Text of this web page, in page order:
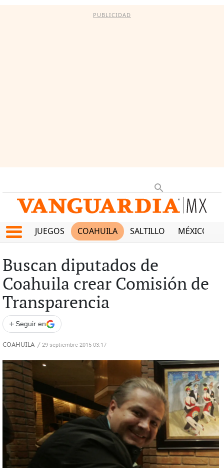
PUBLICIDAD
JUEGOS COAHUILA SALTILLO MÉXICO
Buscan diputados de
Coahuila crear Comisión de
Transparencia
+ Seguir en
COAHUILA / 29 septiembre 2015 03:17